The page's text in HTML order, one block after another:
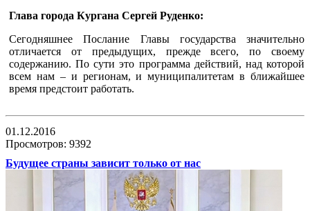
Глава города Кургана Сергей Руденко:
Сегодняшнее Послание Главы государства значительно
отличается от предыдущих, прежде всего, по своему
содержанию. По сути это программа действий, над которой
всем нам – и регионам, и муниципалитетам в ближайшее
время предстоит работать.
01.12.2016
Просмотров: 9392
Будущее страны зависит только от нас